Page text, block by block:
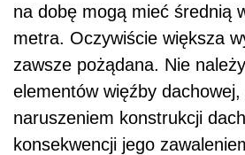
na dobę mogą mieć średnią
metra. Oczywiście większa
zawsze pożądana. Nie
elementów więźby
naruszeniem konstrukcji
konsekwencji jego